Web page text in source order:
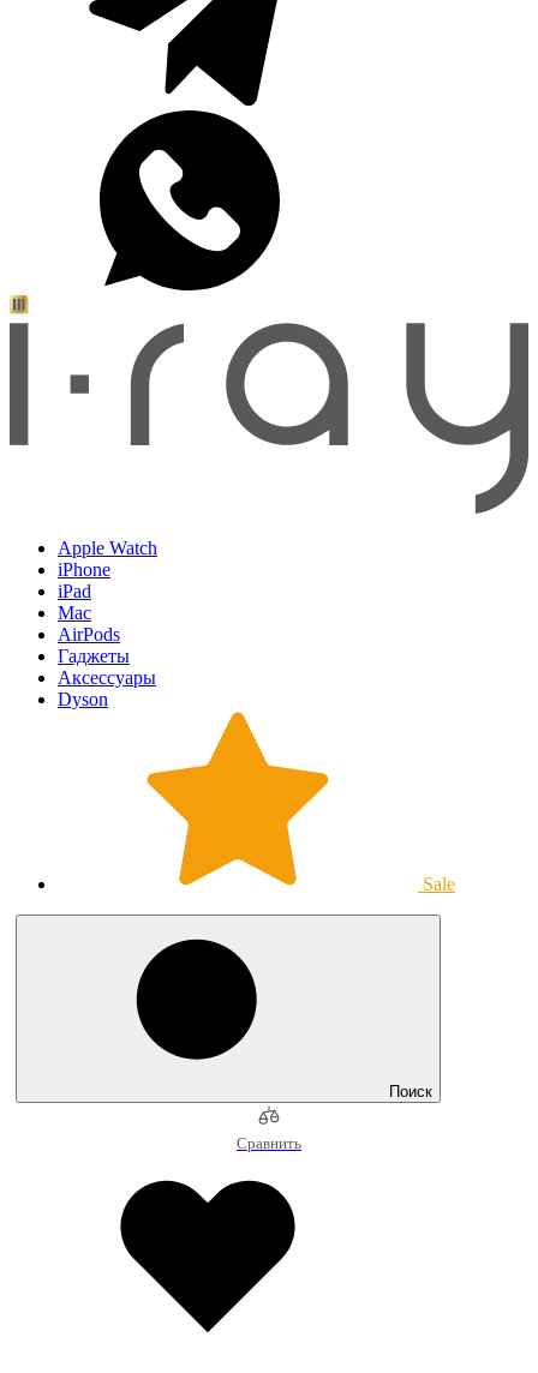
Apple Watch
iPhone
iPad
Mac
AirPods
Гаджеты
Аксессуары
Dyson
Sale
Поиск
Сравнить